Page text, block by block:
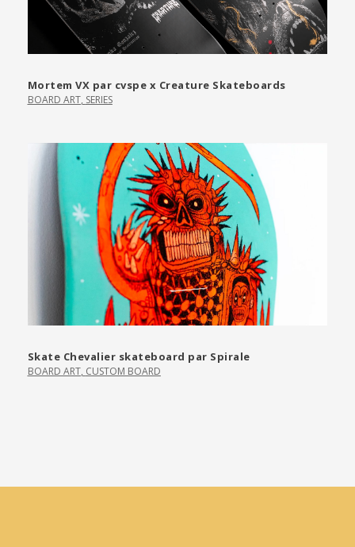
Mortem VX par cvspe x Creature Skateboards
BOARD ART, SERIES
Skate Chevalier skateboard par Spirale
BOARD ART, CUSTOM BOARD